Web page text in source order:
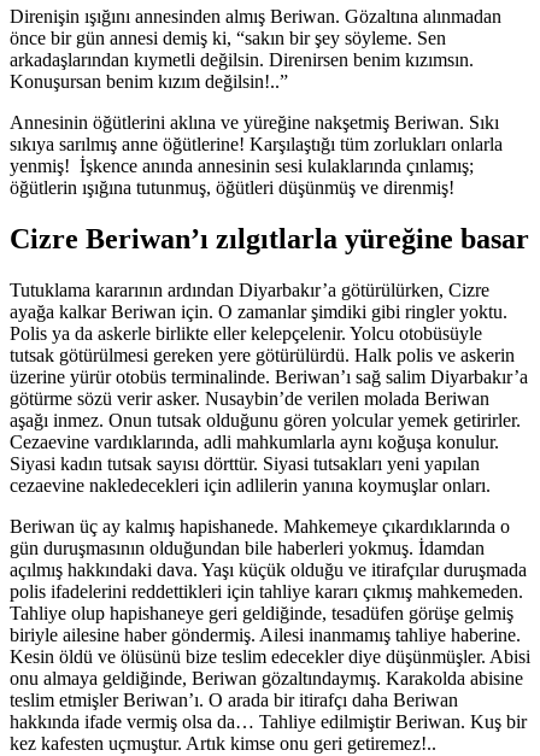
Direnişin ışığını annesinden almış Beriwan. Gözaltına alınmadan
önce bir gün annesi demiş ki, “sakın bir şey söyleme. Sen
arkadaşlarından kıymetli değilsin. Direnirsen benim kızımsın.
Konuşursan benim kızım değilsin!..”
Annesinin öğütlerini aklına ve yüreğine nakşetmiş Beriwan. Sıkı
sıkıya sarılmış anne öğütlerine! Karşılaştığı tüm zorlukları onlarla
yenmiş! İşkence anında annesinin sesi kulaklarında çınlamış;
öğütlerin ışığına tutunmuş, öğütleri düşünmüş ve direnmiş!
Cizre Beriwan’ı zılgıtlarla yüreğine basar
Tutuklama kararının ardından Diyarbakır’a götürülürken, Cizre
ayağa kalkar Beriwan için. O zamanlar şimdiki gibi ringler yoktu.
Polis ya da askerle birlikte eller kelepçelenir. Yolcu otobüsüyle
tutsak götürülmesi gereken yere götürülürdü. Halk polis ve askerin
üzerine yürür otobüs terminalinde. Beriwan’ı sağ salim Diyarbakır’a
götürme sözü verir asker. Nusaybin’de verilen molada Beriwan
aşağı inmez. Onun tutsak olduğunu gören yolcular yemek getirirler.
Cezaevine vardıklarında, adli mahkumlarla aynı koğuşa konulur.
Siyasi kadın tutsak sayısı dörttür. Siyasi tutsakları yeni yapılan
cezaevine nakledecekleri için adlilerin yanına koymuşlar onları.
Beriwan üç ay kalmış hapishanede. Mahkemeye çıkardıklarında o
gün duruşmasının olduğundan bile haberleri yokmuş. İdamdan
açılmış hakkındaki dava. Yaşı küçük olduğu ve itirafçılar duruşmada
polis ifadelerini reddettikleri için tahliye kararı çıkmış mahkemeden.
Tahliye olup hapishaneye geri geldiğinde, tesadüfen görüşe gelmiş
biriyle ailesine haber göndermiş. Ailesi inanmamış tahliye haberine.
Kesin öldü ve ölüsünü bize teslim edecekler diye düşünmüşler. Abisi
onu almaya geldiğinde, Beriwan gözaltındaymış. Karakolda abisine
teslim etmişler Beriwan’ı. O arada bir itirafçı daha Beriwan
hakkında ifade vermiş olsa da… Tahliye edilmiştir Beriwan. Kuş bir
kez kafesten uçmuştur. Artık kimse onu geri getiremez!..